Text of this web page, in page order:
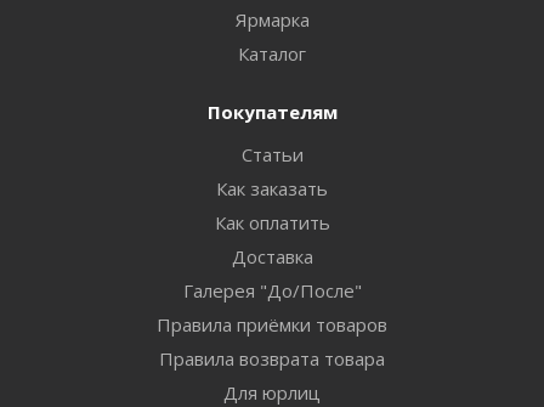
Ярмарка
Каталог
Покупателям
Статьи
Как заказать
Как оплатить
Доставка
Галерея "До/После"
Правила приёмки товаров
Правила возврата товара
Для юрлиц